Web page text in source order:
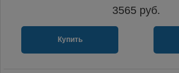
3565 руб.
Купить